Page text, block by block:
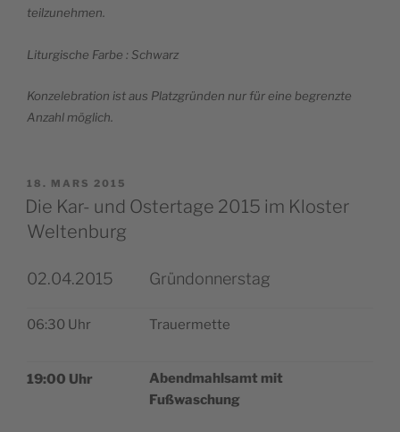
teilzunehmen.
Litur­gische Farbe : Schwarz
Kon­ze­le­bra­tion ist aus Platz­grün­den nur für eine begrenzte
Anzahl möglich.
PUBLIÉ
LE
18. MARS 2015
Die Kar- und Ostertage 2015 im Kloster
Weltenburg
02.04.2015 Gründonnerstag
06:30 Uhr Trauer­mette
19:00 Uhr
Abend­mahl­samt mit
Fußwaschung